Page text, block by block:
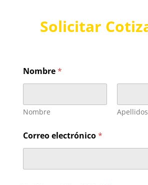
Solicitar
Nombre*
Nombre Apellidos
e
s
l
Correo electrónico*